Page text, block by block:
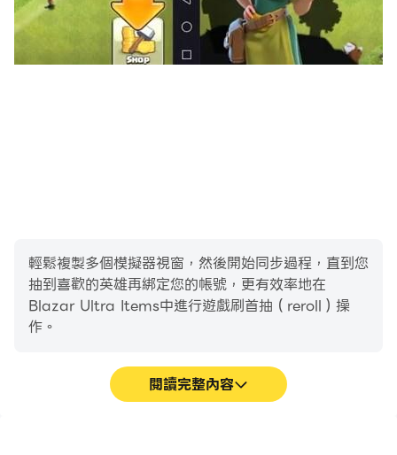
輕鬆複製多個模擬器視窗，然後開始同步過程，直到您
抽到喜歡的英雄再綁定您的帳號，更有效率地在
Blazar Ultra Items中進行遊戲刷首抽（reroll）操
作。
閱讀完整內容